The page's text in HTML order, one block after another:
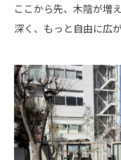
ここから先、木陰が増
深く、もっと自由に広